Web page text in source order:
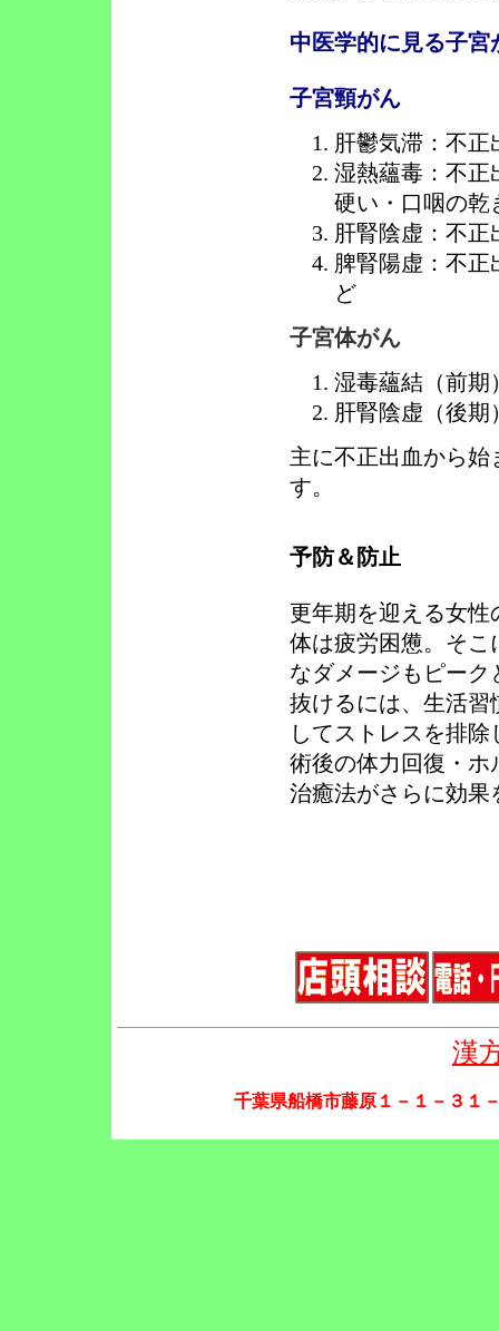
中医学的に見る子宮
子宮頸がん
肝鬱気滞：不
湿熱蘊毒：不正
硬い・口咽の乾
肝腎陰虚：不
脾腎陽虚：不
ど
子宮体がん
湿毒蘊結（前期
肝腎陰虚（後期
主に不正出血から
す。
予防＆防止
更年期を迎える女
体は疲労困憊。そこ
なダメージもピー
抜けるには、生活習
してストレスを排
術後の体力回復・ホ
治癒法がさらに効果
漢
千葉県船橋市藤原１－１－３１